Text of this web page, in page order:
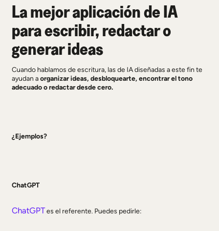
La mejor aplicación de IA
para escribir, redactar o
generar ideas
Cuando hablamos de escritura, las de IA diseñadas a este fin te
ayudan aorganizarideas, desbloquearte, encontrar el tono
adecuado o redactar desde cero.
¿Ejemplos?
ChatGPT
ChatGPTes el referente. Puedes pedirle: